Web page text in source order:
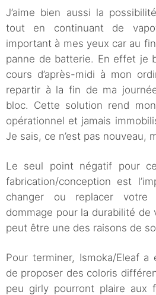
J’aime bien aussi la
tout en continuant de
important à mes yeux car au
panne de batterie. En effet je
cours d’après-midi à mon
repartir à la fin de ma
bloc. Cette solution rend
opérationnel et jamais
Je sais, ce n’est pas nouveau,
Le seul point négatif pour
fabrication/conception est
changer ou replacer
dommage pour la durabilité de
peut être une des raisons de
Pour terminer, Ismoka/Eleaf
de proposer des coloris
peu girly pourront plaire aux